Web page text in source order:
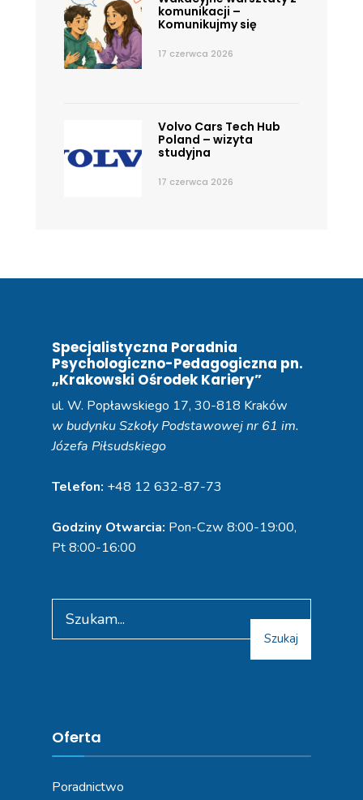
komunikacji –
Komunikujmy się
17 czerwca 2026
Volvo Cars Tech Hub
Poland – wizyta
studyjna
17 czerwca 2026
Specjalistyczna Poradnia
Psychologiczno-Pedagogiczna pn.
„Krakowski Ośrodek Kariery”
ul. W. Popławskiego 17, 30-818 Kraków
w budynku Szkoły Podstawowej nr 61 im.
Józefa Piłsudskiego
Telefon: +48 12 632-87-73
Godziny Otwarcia: Pon-Czw 8:00-19:00,
Pt 8:00-16:00
Szukaj
Oferta
Poradnictwo